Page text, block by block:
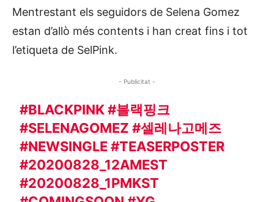
Mentrestant els seguidors de Selena Gomez
estan d’allò més contents i han creat fins i tot
l’etiqueta de SelPink.
- Publicitat -
#BLACKPINK #블랙핑크
#SELENAGOMEZ #셀레나고메즈
#NEWSINGLE #TEASERPOSTER
#20200828_12AMEST
#20200828_1PMKST